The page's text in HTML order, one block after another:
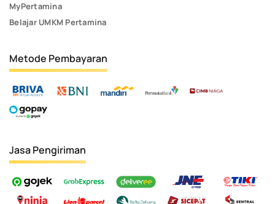
MyPertamina
Belajar UMKM Pertamina
Metode Pembayaran
Jasa Pengiriman